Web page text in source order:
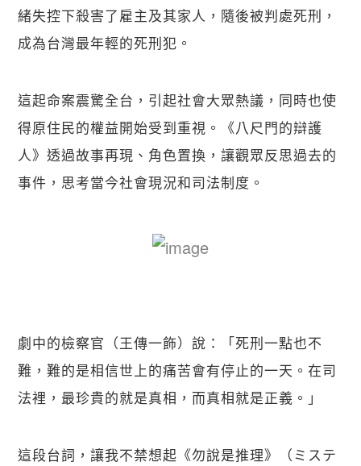
緒失控下殺害了雇主及其家人，隨後被判處死刑，
成為台灣最年輕的死刑犯。
這起命案震驚全台，引起社會大眾熱議，同時也使
得原住民的權益開始受到重視。《八尺門的辯護
人》透過故事再現、角色置換，讓觀眾反思過去的
事件，思考當今社會現況和司法制度。
劇中的檢察官（王傳一飾）說：「死刑一點也不
難，難的是相信世上的痛苦會有停止的一天。在司
法裡，最珍貴的就是真相，而真相就是正義。」
這段台詞，讓我不禁想起《勿說是推理》（ミステ